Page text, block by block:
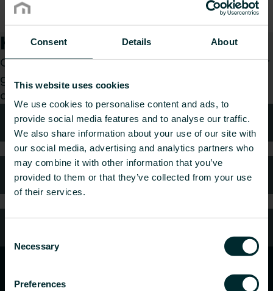
Consent Details About
This website uses cookies
We use cookies to personalise content and ads, to
provide social media features and to analyse our traffic.
We also share information about your use of our site with
our social media, advertising and analytics partners who
may combine it with other information that you’ve
provided to them or that they’ve collected from your use
of their services.
Selection
Necessary
Preferences
Hur kan vi hjälpa dig?
Oavsett om du är konsult, installatör, arkitekt eller
grossist, välj en kategori så tar vi gärna hand om
din förfrågan.
Teknisk rådgivning
Kundtjänst